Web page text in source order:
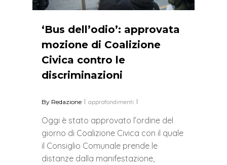
‘Bus dell’odio’: approvata
mozione di Coalizione
Civica contro le
discriminazioni
By Redazione approfondimenti
Oggi è stato approvato l’ordine del
giorno di Coalizione Civica con il quale
il Consiglio Comunale prende le
distanze dalla manifestazione,